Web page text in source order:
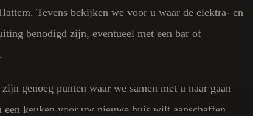
Tevens bekijken we voor u waar de elektra- en
benodigd zijn, eventueel met een bar of
genoeg punten waar we samen met u naar gaan
keuken voor uw nieuwe huis wilt aanschaffen.